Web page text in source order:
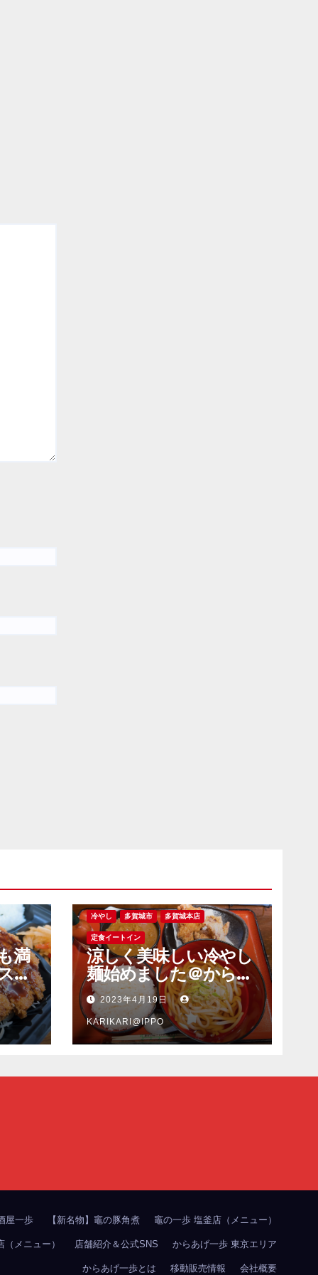
満
ピ
旨
カ
釜
冷やし 多賀城市 多賀城本店
定食イートイン
涼しく美味しい冷やし
麺始めました＠からあ
げ一歩多賀城本店
2023年4月19日
KARIKARI@IPPO
屋一歩 【新名物】竈の豚角煮 竈の一歩 塩釜店（メニュー）
メニュー） 店舗紹介＆公式SNS からあげ一歩 東京エリア
からあげ一歩とは 移動販売情報 会社概要